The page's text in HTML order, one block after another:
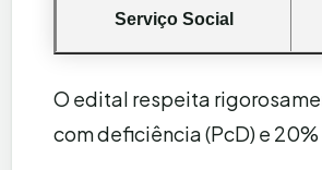
Serviço Social
O edital respeita
com deficiência (PcD) e